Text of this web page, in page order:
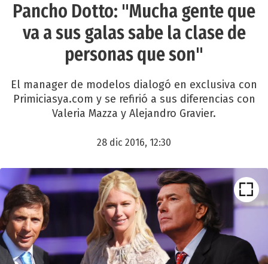
Pancho Dotto: "Mucha gente que
va a sus galas sabe la clase de
personas que son"
El manager de modelos dialogó en exclusiva con
Primiciasya.com y se refirió a sus diferencias con
Valeria Mazza y Alejandro Gravier.
28 dic 2016, 12:30